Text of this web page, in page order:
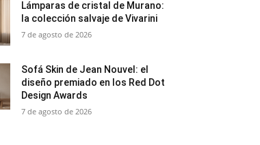
Lámparas de cristal de Murano:
la colección salvaje de Vivarini
7 de agosto de 2026
Sofá Skin de Jean Nouvel: el
diseño premiado en los Red Dot
Design Awards
7 de agosto de 2026